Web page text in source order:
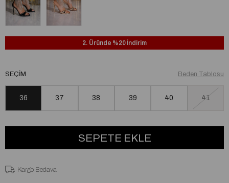
2. Üründe %20 İndirim
Beden Tablosu
SEÇIM
36 37 38 39 40 41
Kargo Bedava